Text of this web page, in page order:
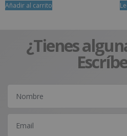
Añadir al carrito
¿Tienes